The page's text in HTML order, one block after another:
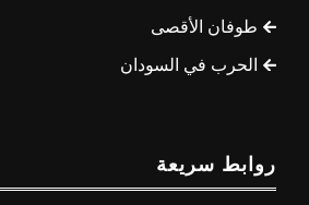
طوفان الأقصى
الحرب في السودان
روابط سريعة